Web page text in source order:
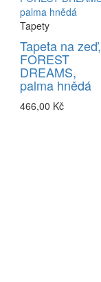
Tapety
Tapeta na zeď,
FOREST
DREAMS,
palma hnědá
466,00 Kč